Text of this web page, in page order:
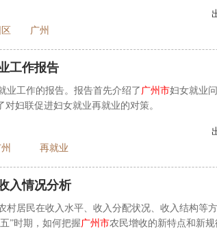
广州
工作报告
业工作的报告。报告首先介绍了 广州市妇女就业
妇联促进妇女就业再就业的对策。
州 再就业
入情况分析
村居民在收入水平、收入分配状况、收入结构等
”时期，如何把握广州市农民增收的新特点和新